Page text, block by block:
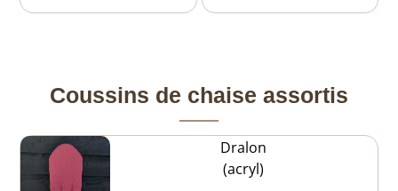
Coussins de chaise assortis
Dralon
(acryl)